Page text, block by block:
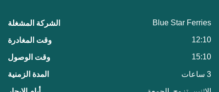
Blue Star Ferries
12:10
15:10
3 ساعات